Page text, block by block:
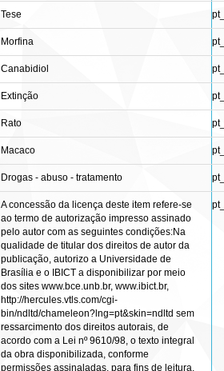
Tese
Morfina
Canabidiol
Extinção
Rato
Macaco
Drogas - abuso - tratamento
A concessão da licença deste item refere-se
ao termo de autorização impresso assinado
pelo autor com as seguintes condições:Na
qualidade de titular dos direitos de autor da
publicação, autorizo a Universidade de
Brasília e o IBICT a disponibilizar por meio
dos sites www.bce.unb.br, www.ibict.br,
http://hercules.vtls.com/cgi-
bin/ndltd/chameleon?lng=pt&skin=ndltd sem
ressarcimento dos direitos autorais, de
acordo com a Lei nº 9610/98, o texto integral
da obra disponibilizada, conforme
permissões assinaladas, para fins de leitura,